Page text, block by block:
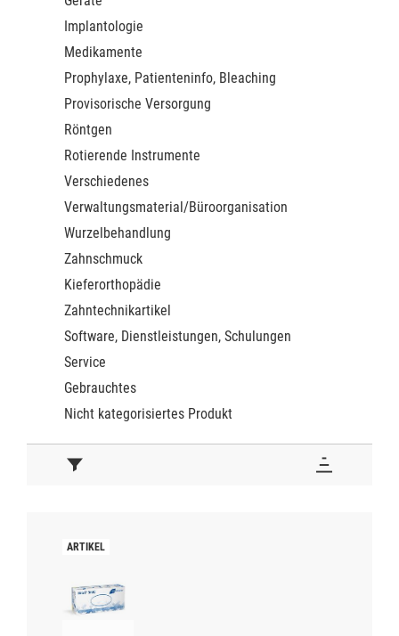
Implantologie
Medikamente
Prophylaxe, Patienteninfo, Bleaching
Provisorische Versorgung
Röntgen
Rotierende Instrumente
Verschiedenes
Verwaltungsmaterial/Büroorganisation
Wurzelbehandlung
Zahnschmuck
Kieferorthopädie
Zahntechnikartikel
Software, Dienstleistungen, Schulungen
Service
Gebrauchtes
Nicht kategorisiertes Produkt